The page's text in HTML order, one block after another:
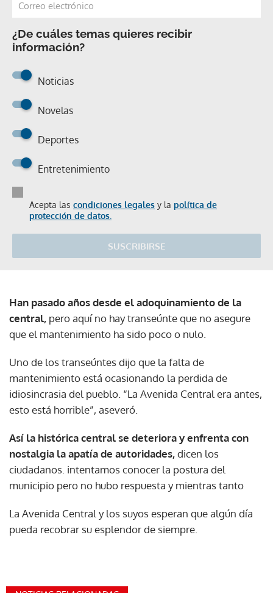
¿De cuáles temas quieres recibir
información?
Noticias
Novelas
Deportes
Entretenimiento
Acepta las condiciones legales y la política de
protección de datos.
SUSCRIBIRSE
Han pasado años desde el adoquinamiento de la
central, pero aquí no hay transeúnte que no asegure
que el mantenimiento ha sido poco o nulo.
Uno de los transeúntes dijo que la falta de
mantenimiento está ocasionando la perdida de
idiosincrasia del pueblo. “La Avenida Central era antes,
esto está horrible”, aseveró.
Así la histórica central se deteriora y enfrenta con
nostalgia la apatía de autoridades,dicen los
ciudadanos. intentamos conocer la postura del
municipio pero no hubo respuesta y mientras tanto
La Avenida Central y los suyos esperan que algún día
pueda recobrar su esplendor de siempre.